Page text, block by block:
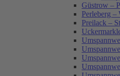
Güstrow –
Perleberg –
Preilack –